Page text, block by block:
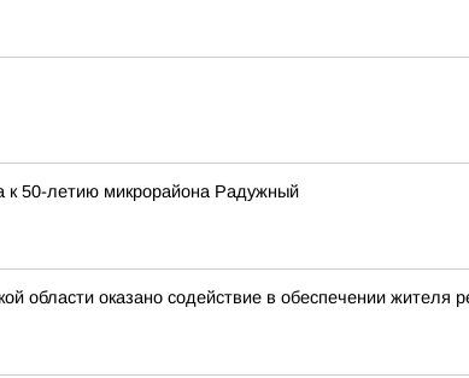
к 50-летию микрорайона Радужный
области оказано содействие в обеспечении